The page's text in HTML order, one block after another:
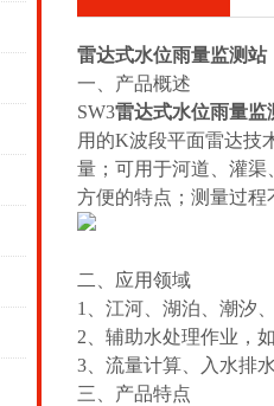
雷达式水位雨量监测站
一、产品概述
SW3雷达式水位雨量监
用的K波段平面雷达技
量；可用于河道、灌
方便的特点；测量过
二、应用领域
1、江河、湖泊、潮汐
2、辅助水处理作业，
3、流量计算、入水排
三、产品特点